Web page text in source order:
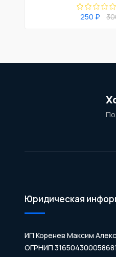
250 ₽
Юридическая
ИП Коренев Максим
ОГРНИП 316504300058681